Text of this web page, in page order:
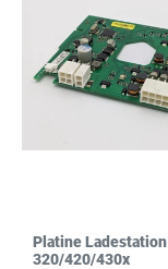
Platine Ladestation
320/420/430x